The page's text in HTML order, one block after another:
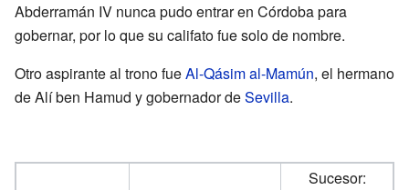
Abderramán IV nunca pudo entrar en Córdoba para
gobernar, por lo que su califato fue solo de nombre.
Otro aspirante al trono fueAl-Qásim al-Mamún, el hermano
de Alí ben Hamud y gobernador deSevilla.
Sucesor: